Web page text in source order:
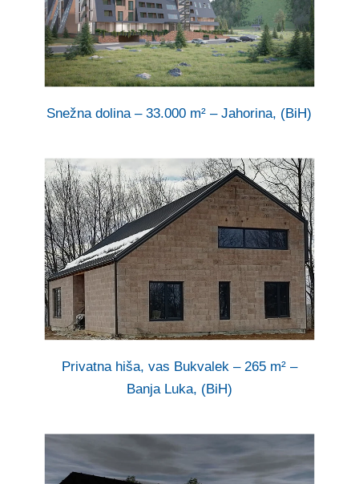
Snežna dolina – 33.000 m² – Jahorina, (BiH)
Privatna hiša, vas Bukvalek – 265 m² –
Banja Luka, (BiH)